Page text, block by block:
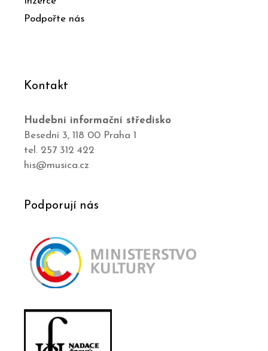
Podpořte nás
Kontakt
Hudební informační středisko
Besední 3, 118 00 Praha 1
tel. 257 312 422
his@musica.cz
Podporují nás